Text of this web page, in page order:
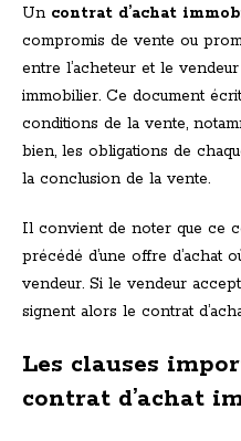
Un contrat d’achat
compromis de vente ou
entre l’acheteur et le
immobilier. Ce document
conditions de la vente,
bien, les obligations de
la conclusion de la vente.
Il convient de noter que ce
précédé d’une offre d’achat
vendeur. Si le vendeur
signent alors le contrat
Les clauses
contrat d’achat